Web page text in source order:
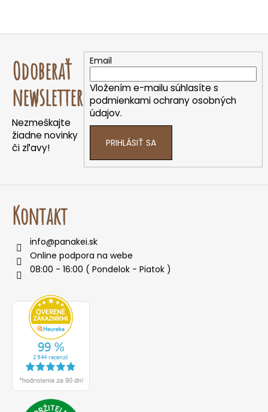
Odoberať
newsletter
Nezmeškajte
žiadne novinky
či zľavy!
Email
Vložením e-mailu súhlasíte s
podmienkami ochrany osobných
údajov.
PRIHLÁSIŤ SA
Kontakt
info@panakei.sk
Online podpora na webe
08:00 - 16:00 ( Pondelok - Piatok )